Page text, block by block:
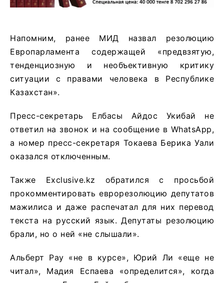
Напомним, ранее МИД назвал резолюцию
Европарламента содержащей «предвзятую,
тенденциозную и необъективную критику
ситуации с правами человека в Республике
Казахстан».
Пресс-секретарь Елбасы Айдос Укибай не
ответил на звонок и на сообщение в WhatsApp,
а номер пресс-секретаря Токаева Берика Уали
оказался отключенным.
Также Exclusive.kz обратился с просьбой
прокомментировать еврорезолюцию депутатов
мажилиса и даже распечатал для них перевод
текста на русский язык. Депутаты резолюцию
брали, но о ней «не слышали».
Альберт Рау «не в курсе», Юрий Ли «еще не
читал», Мадия Еспаева «определится», когда